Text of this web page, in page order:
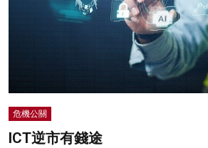
危機公關
ICT逆市有錢途